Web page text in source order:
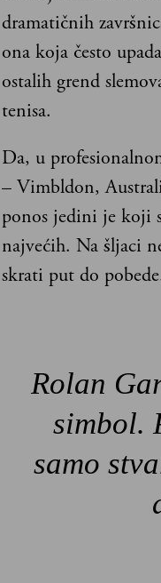
dramatičnih
ona koja često
ostalih grend
tenisa.
Da, u
– Vimbldon,
ponos jedini je koji
najvećih. Na šljaci
skrati put do
Rolan
simbol.
samo